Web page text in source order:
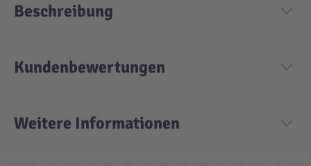
Beschreibung
Kundenbewertungen
Weitere Informationen